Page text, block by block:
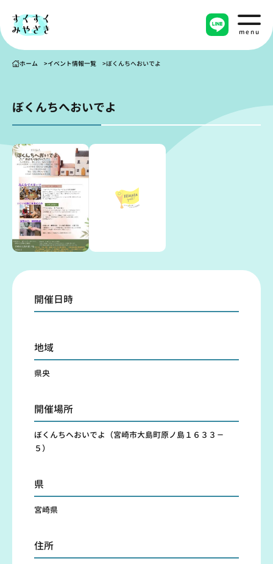
menu
ホーム イベント情報一覧 ぼくんちへおいでよ
ぼくんちへおいでよ
開催日時
地域
県央
開催場所
ぼくんちへおいでよ（宮崎市大島町原ノ島１６３３－
５）
県
宮崎県
住所